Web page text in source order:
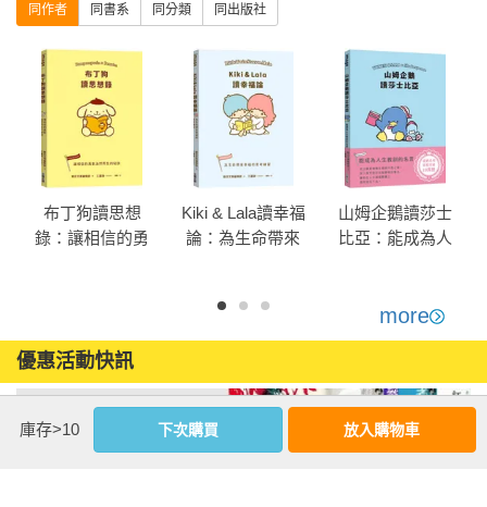
同作者 同書系 同分類 同出版社
布丁狗讀思想
錄：讓相信的勇
Kiki & Lala讀幸福
論：為生命帶來
山姆企鵝讀莎士
比亞：能成為人
more
優惠活動快訊
庫存>10 下次購買 放入購物車